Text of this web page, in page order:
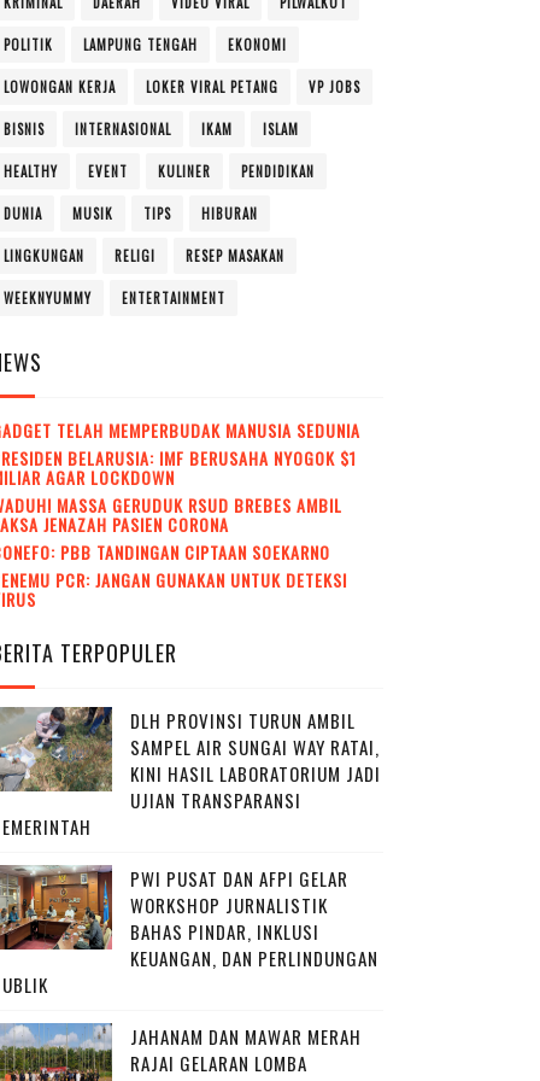
POLITIK LAMPUNG TENGAH EKONOMI
LOWONGAN KERJA LOKER VIRAL PETANG VP JOBS
BISNIS INTERNASIONAL IKAM ISLAM
HEALTHY EVENT KULINER PENDIDIKAN
DUNIA MUSIK TIPS HIBURAN
LINGKUNGAN RELIGI RESEP MASAKAN
WEEKNYUMMY ENTERTAINMENT
TELAH MEMPERBUDAK MANUSIA SEDUNIA
BELARUSIA: IMF BERUSAHA NYOGOK $1
AGAR LOCKDOWN
MASSA GERUDUK RSUD BREBES AMBIL
JENAZAH PASIEN CORONA
PBB TANDINGAN CIPTAAN SOEKARNO
PCR: JANGAN GUNAKAN UNTUK DETEKSI
TERPOPULER
DLH PROVINSI TURUN AMBIL
SAMPEL AIR SUNGAI WAY RATAI,
KINI HASIL LABORATORIUM JADI
UJIAN TRANSPARANSI
PWI PUSAT DAN AFPI GELAR
WORKSHOP JURNALISTIK
BAHAS PINDAR, INKLUSI
KEUANGAN, DAN PERLINDUNGAN
JAHANAM DAN MAWAR MERAH
RAJAI GELARAN LOMBA